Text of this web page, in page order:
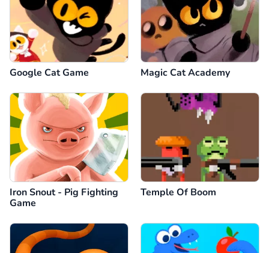
Google Cat Game Magic Cat Academy
Iron Snout - Pig Fighting
Game
Temple Of Boom